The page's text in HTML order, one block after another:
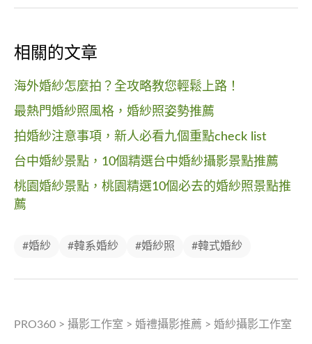
相關的文章
海外婚紗怎麼拍？全攻略教您輕鬆上路！
最熱門婚紗照風格，婚紗照姿勢推薦
拍婚紗注意事項，新人必看九個重點check list
台中婚紗景點，10個精選台中婚紗攝影景點推薦
桃園婚紗景點，桃園精選10個必去的婚紗照景點推
薦
#婚紗 #韓系婚紗 #婚紗照 #韓式婚紗
PRO360 > 攝影工作室 > 婚禮攝影推薦 > 婚紗攝影工作室